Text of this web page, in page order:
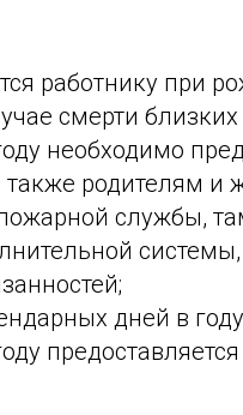
работнику при
смерти
необходимо
также родителям и
службы,
дней в